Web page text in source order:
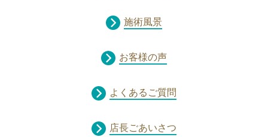
施術風景
お客様の声
よくあるご質問
店長ごあいさつ